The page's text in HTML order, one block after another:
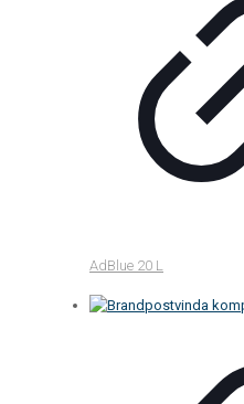
AdBlue 20 L